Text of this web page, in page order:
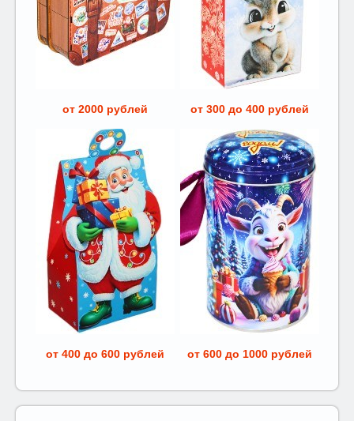
от 2000 рублей от 300 до 400 рублей
от 400 до 600 рублей от 600 до 1000 рублей